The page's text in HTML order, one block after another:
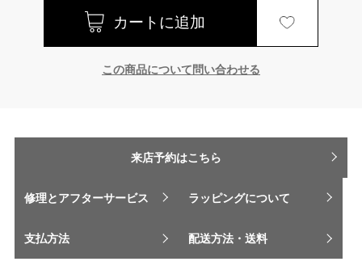
この商品について問い合わせる
来店予約はこちら
修理とアフターサービス ラッピングについて
支払方法 配送方法・送料